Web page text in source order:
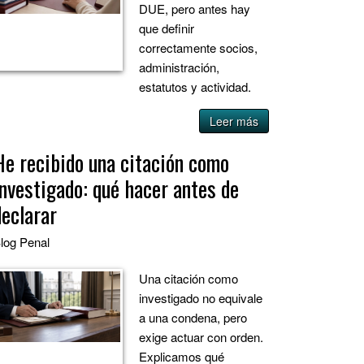
DUE, pero antes hay
que definir
correctamente socios,
administración,
estatutos y actividad.
Leer más
recibido una citación como
qué hacer antes de
Penal
Una citación como
investigado no equivale
a una condena, pero
exige actuar con orden.
Explicamos qué